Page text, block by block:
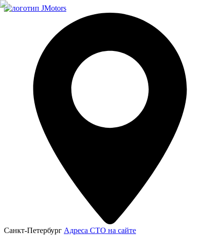
Санкт-Петербург Адреса СТО на сайте